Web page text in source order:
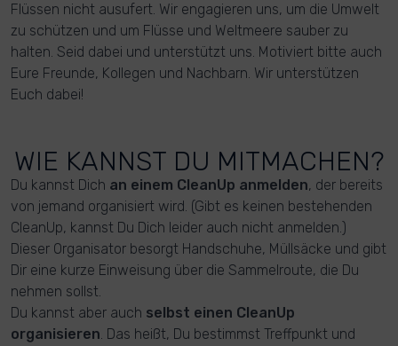
Flüssen nicht ausufert. Wir engagieren uns, um die Umwelt
zu schützen und um Flüsse und Weltmeere sauber zu
halten. Seid dabei und unterstützt uns. Motiviert bitte auch
Eure Freunde, Kollegen und Nachbarn. Wir unterstützen
Euch dabei!
WIE KANNST DU MITMACHEN?
Du kannst Dich an einem CleanUp anmelden, der bereits
von jemand organisiert wird. (Gibt es keinen bestehenden
CleanUp, kannst Du Dich leider auch nicht anmelden.)
Dieser Organisator besorgt Handschuhe, Müllsäcke und gibt
Dir eine kurze Einweisung über die Sammelroute, die Du
nehmen sollst.
Du kannst aber auch selbst einen CleanUp
organisieren. Das heißt, Du bestimmst Treffpunkt und